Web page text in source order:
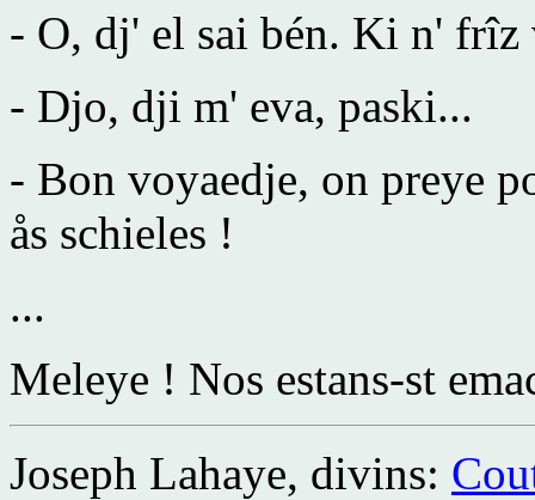
- O, dj' el sai bén. Ki n' frîz
- Djo, dji m' eva, paski...
- Bon voyaedje, on preye
ås schieles !
...
Meleye ! Nos estans-st
Joseph Lahaye, divins: